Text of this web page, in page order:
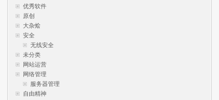
优秀软件
原创
大杂烩
安全
无线安全
未分类
网站运营
网络管理
服务器管理
自由精神